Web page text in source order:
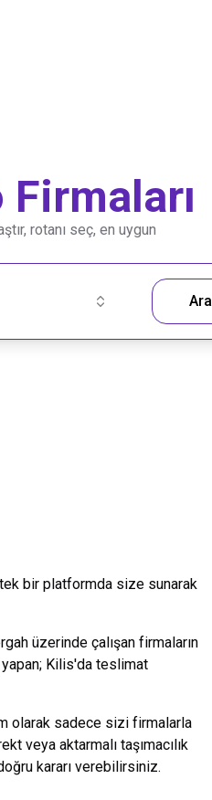
rotanı seç, en uygun
Ara
bir platformda size sunarak
üzerinde çalışan firmaların
Kilis'da teslimat
olarak sadece sizi firmalarla
veya aktarmalı taşımacılık
kararı verebilirsiniz.